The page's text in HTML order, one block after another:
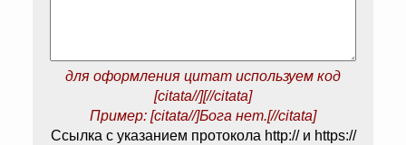
для оформления цитат используем код
[citata//][//citata]
Пример: [citata//]Бога нет.[//citata]
Ссылка с указанием протокола http:// и https://